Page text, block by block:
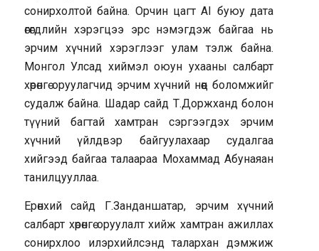
сонирхолтой байна. Орчин цагт AI буюу дата
өгөгдлийн хэрэгцээ эрс нэмэгдэж байгаа нь
эрчим хүчний хэрэглээг улам тэлж байна.
Монгол Улсад хиймэл оюун ухааны салбарт
хөрөнгө оруулагчид эрчим хүчний нөөц боломжийг
судалж байна. Шадар сайд Т.Доржханд болон
түүний багтай хамтран сэргээгдэх эрчим
хүчний үйлдвэр байгуулахаар судалгаа
хийгээд байгаа талаараа Мохаммад Абунаяан
танилцууллаа.
Ерөнхий сайд Г.Занданшатар, эрчим хүчний
салбарт хөрөнгө оруулалт хийж хамтран ажиллах
сонирхлоо илэрхийлсэнд талархан дэмжиж